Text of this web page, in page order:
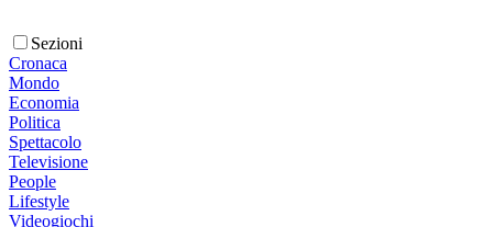
Sezioni
Cronaca
Mondo
Economia
Politica
Spettacolo
Televisione
People
Lifestyle
Videogiochi